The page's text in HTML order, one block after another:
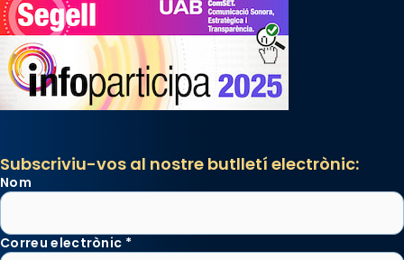
Subscriviu-vos al nostre butlletí electrònic:
Nom
Correu electrònic *